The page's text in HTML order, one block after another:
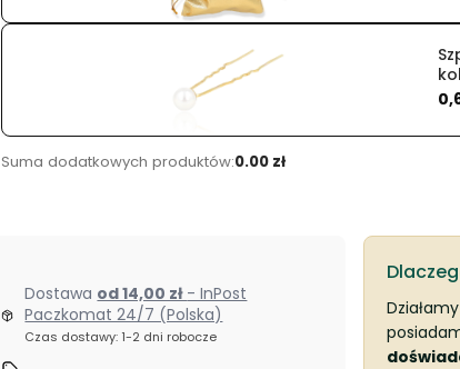
Suma dodatkowych produktów:0.00 zł
Dostawa od 14,00 zł - InPost
Paczkomat 24/7 (Polska)
Czas dostawy: 1-2 dni robocze